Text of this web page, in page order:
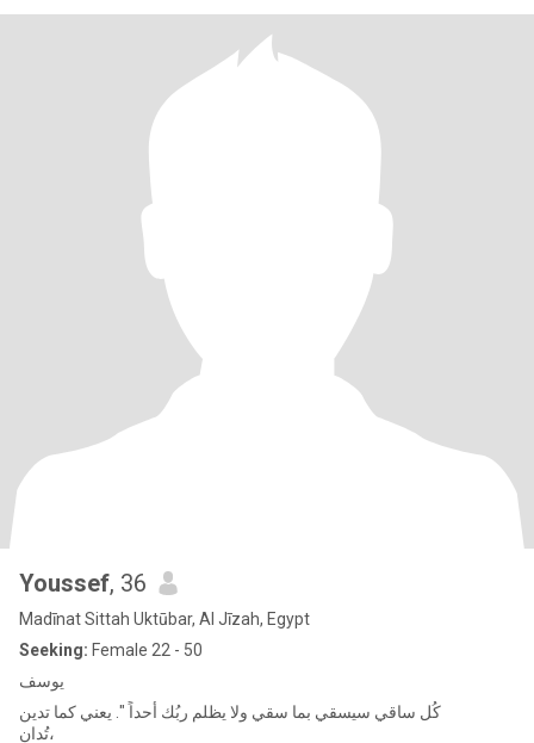
Youssef, 36
Madīnat Sittah Uktūbar, Al Jīzah, Egypt
Seeking: Female 22 - 50
يوسف
كُل ساقي سيسقي بما سقي ولا يظلم ربُك أحداً ". يعني كما تدين
تُدان،